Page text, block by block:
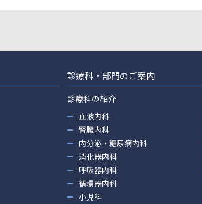
診療科・部門のご案内
診療科の紹介
血液内科
腎臓内科
内分泌・糖尿病内科
消化器内科
呼吸器内科
循環器内科
小児科